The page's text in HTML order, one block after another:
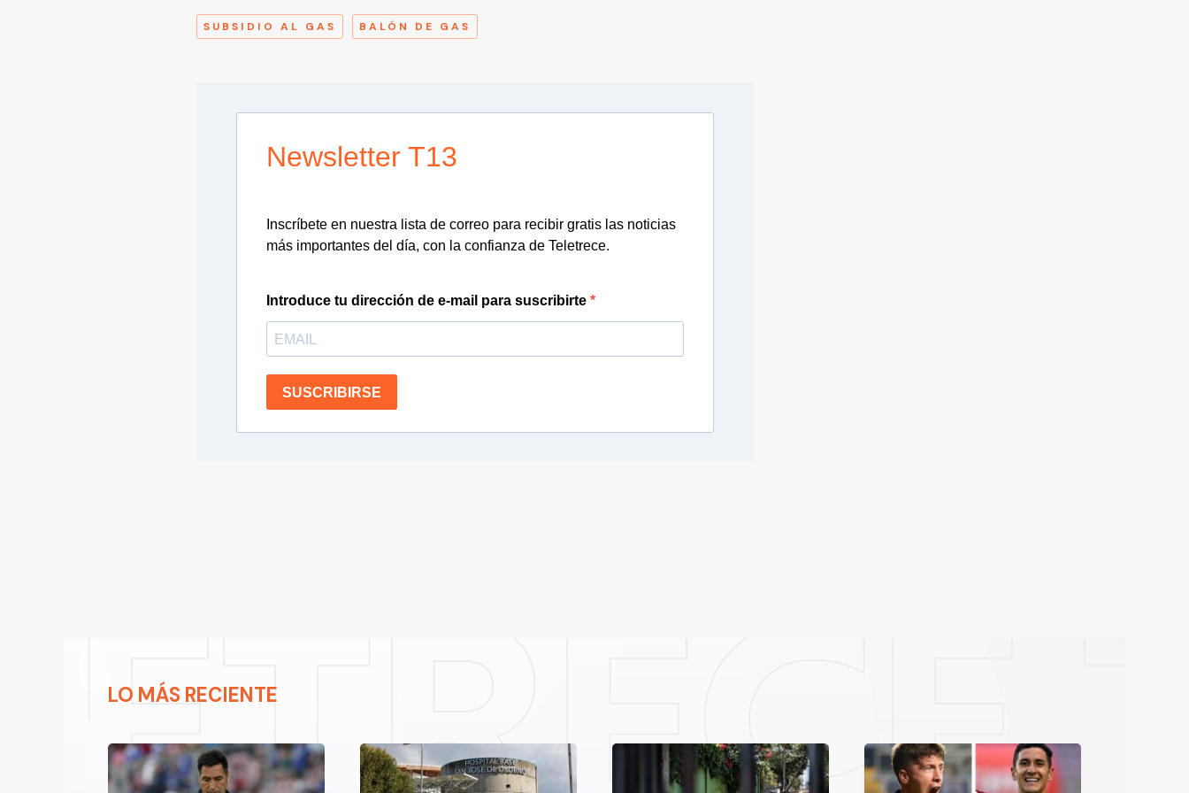
SUBSIDIO AL GAS BALÓN DE GAS
Newsletter T13
Inscríbete en nuestra lista de correo para recibir gratis las noticias
más importantes del día, con la confianza de Teletrece.
Introduce tu dirección de e-mail para suscribirte
SUSCRIBIRSE
LO MÁS RECIENTE